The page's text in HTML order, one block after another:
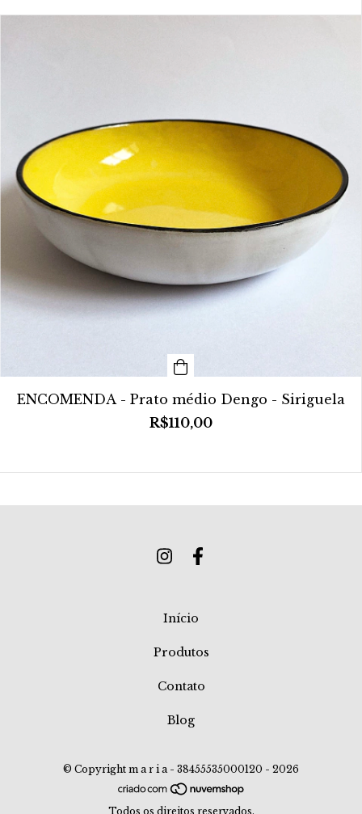
ENCOMENDA - Prato médio Dengo - Siriguela
R$110,00
Início
Produtos
Contato
Blog
© Copyright m a r i a - 38455535000120 - 2026
Todos os direitos reservados.